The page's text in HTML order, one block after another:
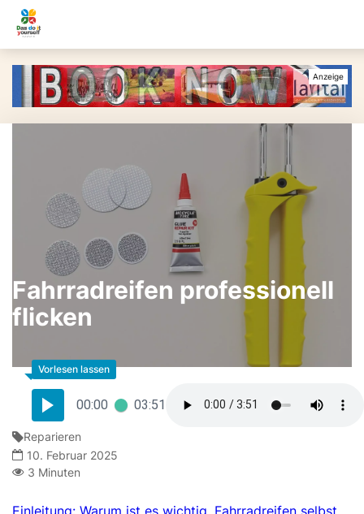
Fahrradreifen professionell
flicken
00:00 03:51
Reparieren
10. Februar 2025
3 Minuten
Einleitung: Warum ist es wichtig, Fahrradreifen selbst